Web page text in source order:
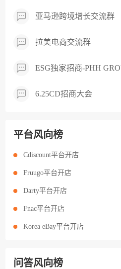
亚马逊跨境增长交流群
拉美电商交流群
6.25CD招商大会
平台风向榜
Cdiscount平台开店
Fruugo平台开店
Darty平台开店
Fnac平台开店
Korea eBay平台开店
问答风向榜